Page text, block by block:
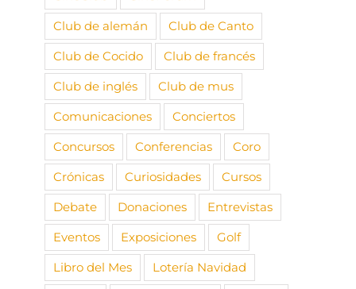
Club de alemán
Club de Canto
Club de Cocido
Club de francés
Club de inglés
Club de mus
Comunicaciones
Conciertos
Concursos
Conferencias
Coro
Crónicas
Curiosidades
Cursos
Debate
Donaciones
Entrevistas
Eventos
Exposiciones
Golf
Libro del Mes
Lotería Navidad